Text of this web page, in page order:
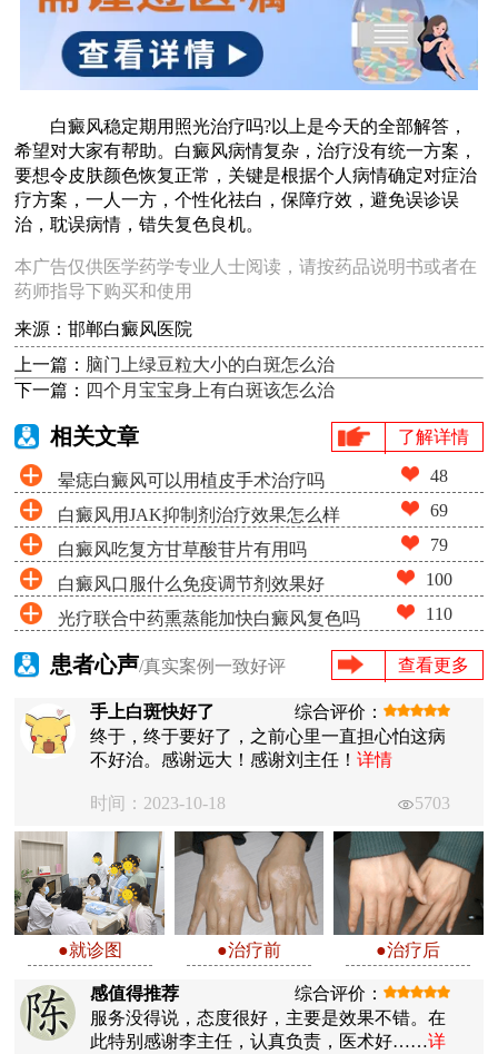
白癜风稳定期用照光治疗吗?以上是今天的全部解答，
希望对大家有帮助。白癜风病情复杂，治疗没有统一方案，
要想令皮肤颜色恢复正常，关键是根据个人病情确定对症治
疗方案，一人一方，个性化祛白，保障疗效，避免误诊误
治，耽误病情，错失复色良机。
本广告仅供医学药学专业人士阅读，请按药品说明书或者在
药师指导下购买和使用
来源：邯郸白癜风医院
上一篇： 脑门上绿豆粒大小的白斑怎么治
下一篇： 四个月宝宝身上有白斑该怎么治
相关文章 了解详情
晕痣白癜风可以用植皮手术治疗吗 48
白癜风用JAK抑制剂治疗效果怎么样 69
白癜风吃复方甘草酸苷片有用吗 79
白癜风口服什么免疫调节剂效果好 100
光疗联合中药熏蒸能加快白癜风复色吗 110
患者心声/真实案例一致好评 查看更多
手上白斑快好了
综合评价：
终于，终于要好了，之前心里一直担心怕这病
不好治。感谢远大！感谢刘主任！详情
时间：2023-10-18 5703
●就诊图 ●治疗前 ●治疗后
感值得推荐
综合评价：
服务没得说，态度很好，主要是效果不错。在
此特别感谢李主任，认真负责，医术好……详